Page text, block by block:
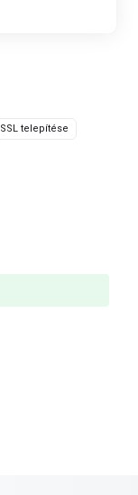
SSL telepítése